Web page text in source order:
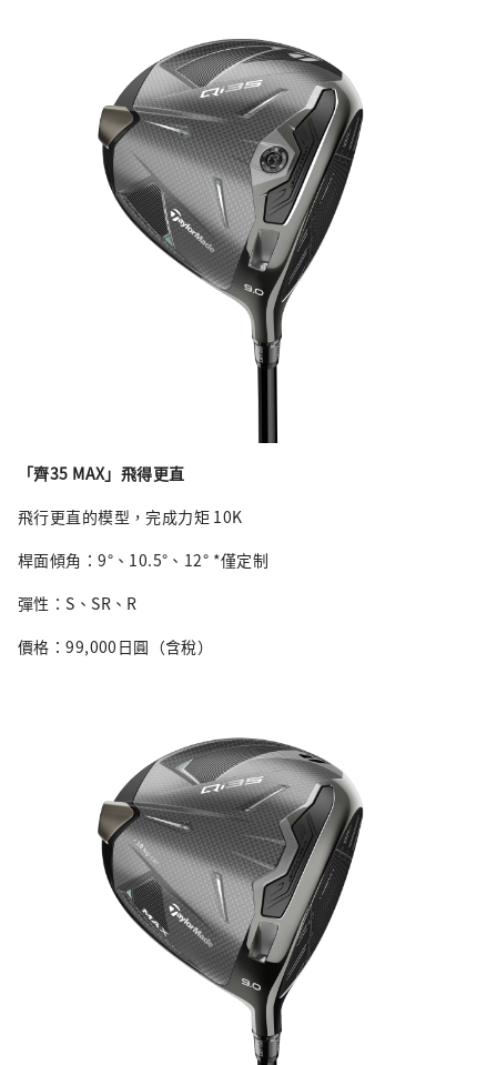
「齊35 MAX」飛得更直
飛行更直的模型，完成力矩 10K
桿面傾角：9°、10.5°、12° *僅定制
彈性：S、SR、R
價格：99,000日圓（含稅）